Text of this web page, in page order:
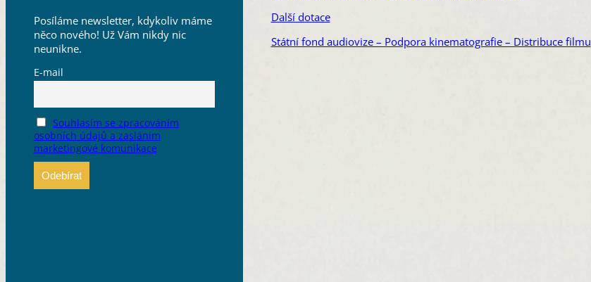
Posíláme newsletter, kdykoliv máme
něco nového! Už Vám nikdy nic
neunikne.
E-mail
Souhlasím se zpracováním
osobních údajů a zasláním
marketingové komunikace
Další dotace
Státní fond audiovize – Podpora kinematografie – Distribuce filmu